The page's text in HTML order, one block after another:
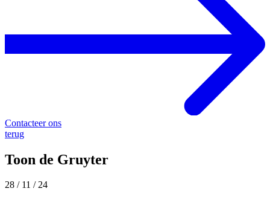
Contacteer ons
terug
Toon de Gruyter
28 / 11 / 24